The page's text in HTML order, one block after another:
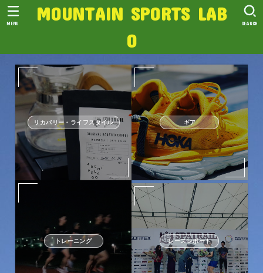
MOUNTAIN SPORTS LAB
O
SEARCH
MENU
リカバリー・ライフスタイル ギア
トレーニング レースレポート